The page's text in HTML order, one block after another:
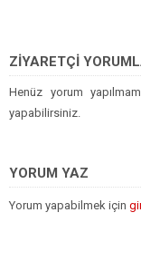
ZİYARETÇİ
Henüz yorum
yapabilirsiniz.
YORUM YAZ
Yorum yapabilmek için